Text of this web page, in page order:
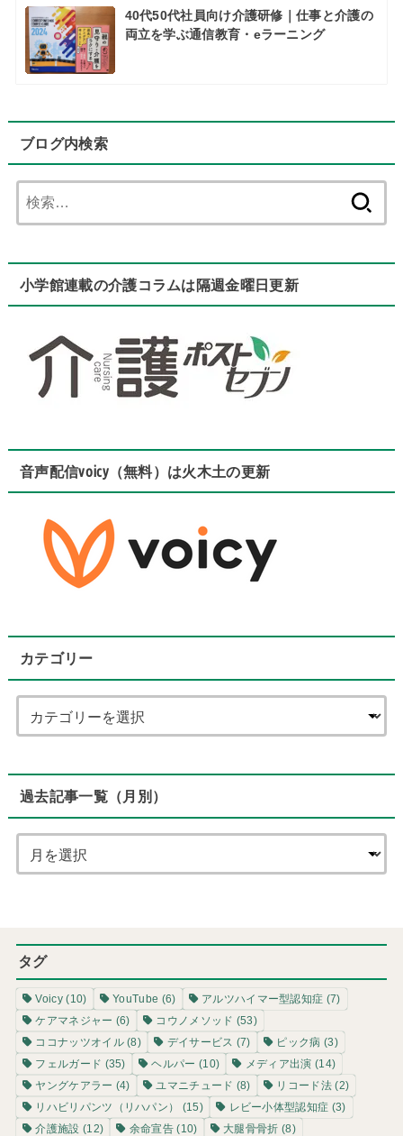
40代50代社員向け介護研修｜仕事と介護の
両立を学ぶ通信教育・eラーニング
ブログ内検索
索:
小学館連載の介護コラムは隔週金曜日更新
音声配信voicy（無料）は火木土の更新
カテゴリー
過去記事一覧（月別）
タグ
Voicy(10) YouTube (6) アルツハイマー型認知症 (7)
ケアマネジャー (6) コウノメソッド (53)
ココナッツオイル(8) デイサービス (7) ピック病 (3)
フェルガード (35) ヘルパー (10) メディア出演 (14)
ヤングケアラー (4) ユマニチュード (8) リコード法(2)
リハビリパンツ（リハパン）
(15) レビー小体型認知症 (3)
介護施設 (12) 余命宣告 (10) 大腿骨骨折 (8)